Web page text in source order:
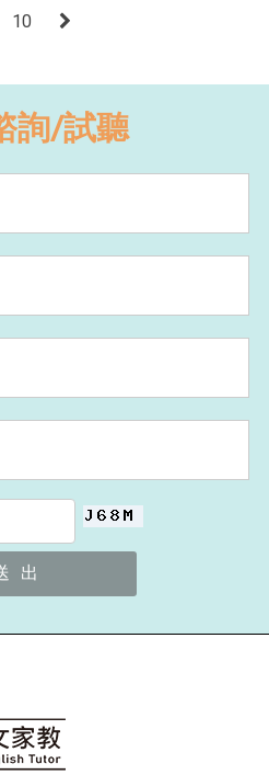
10
詢/試聽